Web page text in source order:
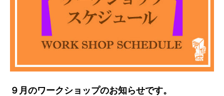
９月のワークショップのお知らせです。